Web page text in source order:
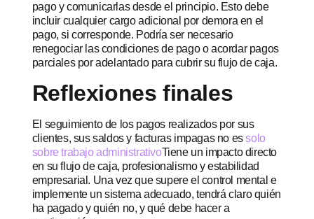
pago y comunicarlas desde el principio. Esto debe
incluir cualquier cargo adicional por demora en el
pago, si corresponde. Podría ser necesario
renegociar las condiciones de pago o acordar pagos
parciales por adelantado para cubrir su flujo de caja.
Reflexiones finales
El seguimiento de los pagos realizados por sus
clientes, sus saldos y facturas impagas no essolo
sobre trabajo administrativoTiene un impacto directo
en su flujo de caja, profesionalismo y estabilidad
empresarial. Una vez que supere el control mental e
implemente un sistema adecuado, tendrá claro quién
ha pagado y quién no, y qué debe hacer a